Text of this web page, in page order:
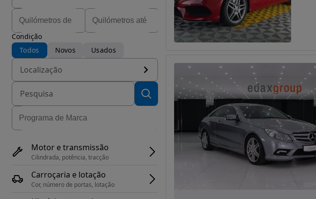
Condição
Todos
Novos Usados
Localização
Motor e transmissão
Cilindrada, potência, tracção
Carroçaria e lotação
Cor, número de portas, lotação